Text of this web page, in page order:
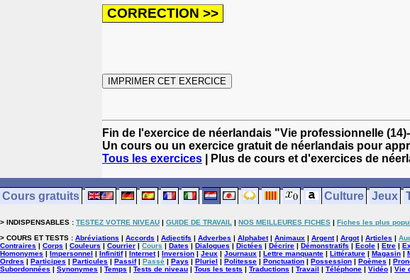
Fin de l'exercice de néerlandais "Vie professionnelle
Un cours ou un exercice gratuit de néerlandais pour
Tous les exercices | Plus de cours et d'exercices de
Cours gratuits Culture Jeux
> INDISPENSABLES : TESTEZ VOTRE NIVEAU | GUIDE DE TRAVAIL | NOS MEILLEURES FICHES | Fiches les plus
> COURS ET TESTS : Abréviations | Accords | Adjectifs | Adverbes | Alphabet| Animaux | Argent| Argot| Articles |
Contraires | Corps | Couleurs | Courrier | Cours | Dates | Dialogues | Dictées | Décrire | Démonstratifs | Ecole | Etre |
Homonymes | Impersonnel | Infinitif| Internet| Inversion | Jeux | Journaux | Lettre manquante | Littérature | Magasin |
Ordres | Participes | Particules | Passif| Passé | Pays | Pluriel | Politesse | Ponctuation | Possession | Poèmes |
Subordonnées | Synonymes | Temps | Tests de niveau | Tous les tests | Traductions | Travail | Téléphone | Vidéo | Vie